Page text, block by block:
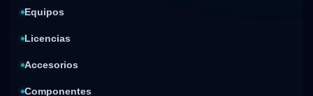
Equipos
Licencias
Accesorios
Componentes